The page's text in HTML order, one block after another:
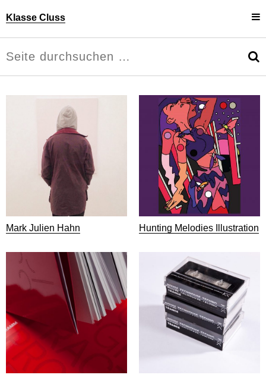
Klasse Cluss
Personen
Projekte
Uli Cluss
Information
Mark Julien Hahn Hunting Melodies Illustration